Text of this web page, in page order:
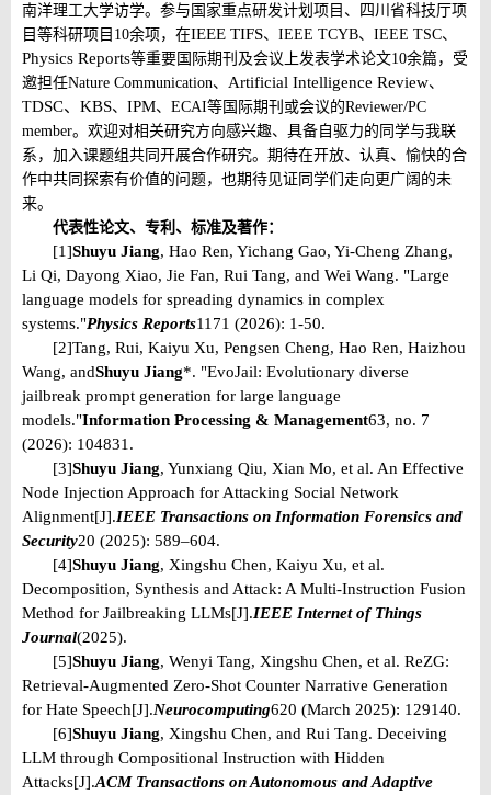
南洋理工大学访学。参与国家重点研发计划项目、
四川省科技厅项
目 等科研项目 10余项，在IEEE TIFS、 IEEE TCYB、 IEEE TSC、
Physics Reports等重要国际期刊及会议上发表学术论文10余篇，受
邀担任Nature Communication、 Artificial Intelligence Review、
TDSC、 KBS、 IPM、 ECAI等国际期刊或会议的Reviewer/PC
member。欢迎对相关研究方向感兴趣、具备自驱力的同学与我联
系，加入课题组共同开展合作研究。期待在开放、认真、愉快的合
作中共同探索有价值的问题，也期待见证同学们走向更广阔的未
来。
代表性论文、专利、标准及著作：
[1]Shuyu Jiang, Hao Ren, Yichang Gao, Yi-Cheng Zhang,
Li Qi, Dayong Xiao, Jie Fan, Rui Tang, and Wei Wang. "Large
language models for spreading dynamics in complex
systems."Physics Reports1171 (2026): 1-50.
[2]Tang, Rui, Kaiyu Xu, Pengsen Cheng, Hao Ren, Haizhou
Wang, andShuyu Jiang*. "EvoJail: Evolutionary diverse
jailbreak prompt generation for large language
models."Information Processing & Management63, no. 7
(2026): 104831.
[3]Shuyu Jiang, Yunxiang Qiu, Xian Mo, et al. An Effective
Node Injection Approach for Attacking Social Network
Alignment[J].IEEE Transactions on Information Forensics and
Security20 (2025): 589–604.
[4]Shuyu Jiang, Xingshu Chen, Kaiyu Xu, et al.
Decomposition, Synthesis and Attack: A Multi-Instruction Fusion
Method for Jailbreaking LLMs[J].IEEE Internet of Things
Journal(2025).
[5]Shuyu Jiang, Wenyi Tang, Xingshu Chen, et al. ReZG:
Retrieval-Augmented Zero-Shot Counter Narrative Generation
for Hate Speech[J].Neurocomputing620 (March 2025): 129140.
[6]Shuyu Jiang, Xingshu Chen, and Rui Tang. Deceiving
LLM through Compositional Instruction with Hidden
Attacks[J].ACM Transactions on Autonomous and Adaptive